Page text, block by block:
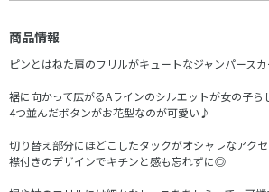
商品情報
ピンとはねた肩のフリルがキュートなジャンパースカ
裾に向かって広がるAラインのシルエットが女の子ら
4つ並んだボタンがお花型なのが可愛い♪
切り替え部分にほどこしたタックがオシャレなアクセ
襟付きのデザインでキチンと感も忘れずに◎